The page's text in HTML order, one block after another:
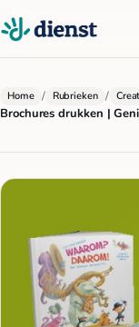
Home / Rubrieken /
Brochures drukken |